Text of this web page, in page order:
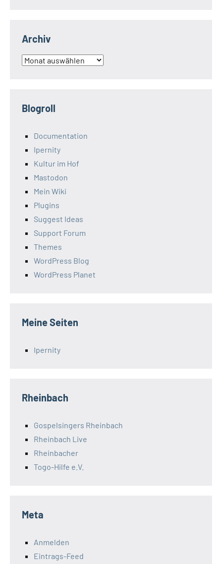
Archiv
Archiv
Blogroll
Documentation
Ipernity
Kultur im Hof
Mastodon
Mein Wiki
Plugins
Suggest Ideas
Support Forum
Themes
WordPress Blog
WordPress Planet
Meine Seiten
Ipernity
Rheinbach
Gospelsingers Rheinbach
Rheinbach Live
Rheinbacher
Togo-Hilfe e.V.
Meta
Anmelden
Eintrags-Feed